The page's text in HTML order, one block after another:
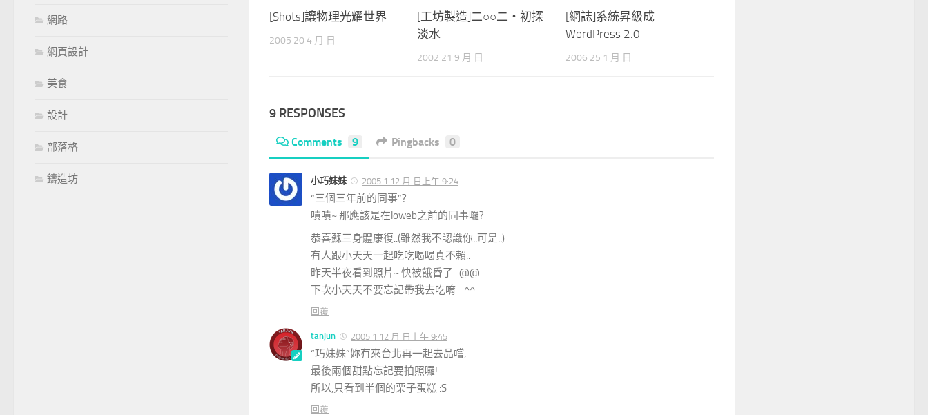
[Shots]讓物理光耀世界
2005 20 4 月 日
[工坊製造]二○○二‧初探
淡水
2002 21 9 月 日
[網誌]系統昇級成
WordPress 2.0
2006 25 1 月 日
9 RESPONSES
Comments 9 Pingbacks 0
小巧妹妹 2005 1 12 月 日上午 9:24
“三個三年前的同事”?
嘖嘖~ 那應該是在loweb之前的同事囉?
恭喜蘇三身體康復..(雖然我不認識你..可是..)
有人跟小天天一起吃吃喝喝真不賴..
昨天半夜看到照片~ 快被餓昏了.. @@
下次小天天不要忘記帶我去吃唷 .. ^^
回覆
tanjun 2005 1 12 月 日上午 9:45
“巧妹妹”妳有來台北再一起去品嚐,
最後兩個甜點忘記要拍照囉!
所以,只看到半個的栗子蛋糕 :S
回覆
網路
網頁設計
美食
設計
部落格
鑄造坊